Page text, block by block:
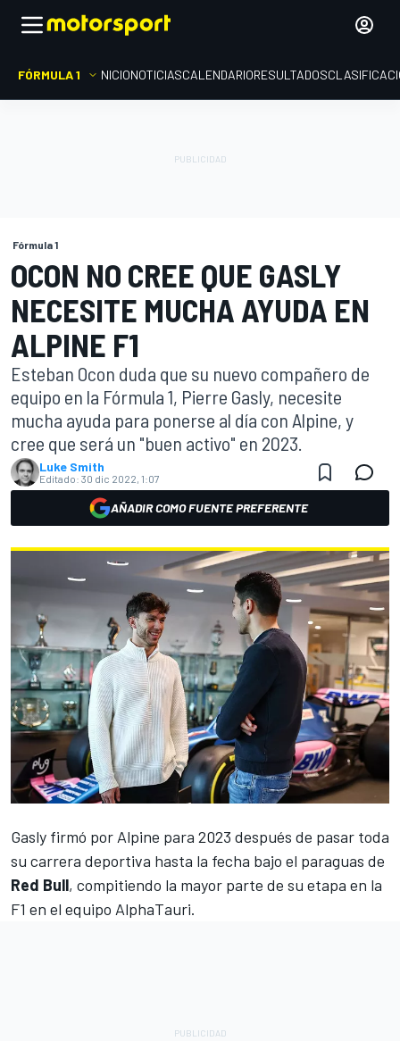
FÓRMULA 1 INICIONOTICIASCALENDARIORESULTADOS
Fórmula 1
OCON NO CREE QUE GASLY
NECESITE MUCHA AYUDA EN
ALPINE F1
Esteban Ocon duda que su nuevo compañero de
equipo en la Fórmula 1, Pierre Gasly, necesite
mucha ayuda para ponerse al día con Alpine, y
cree que será un "buen activo" en 2023.
Luke Smith
Editado: 30 dic 2022, 1:07
AÑADIR COMO FUENTE PREFERENTE
Gasly firmó por Alpine para 2023 después de pasar toda
su carrera deportiva hasta la fecha bajo el paraguas de
Red Bull, compitiendo la mayor parte de su etapa en la
F1 en el equipo AlphaTauri.